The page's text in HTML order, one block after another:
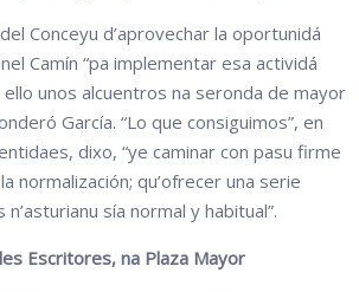
Conceyu d’aprovechar la oportunidá
Camín “pa implementar esa actividá
unos alcuentros na seronda de mayor
García. “Lo que consiguimos”, en
dixo, “ye caminar con pasu firme
normalización; qu’ofrecer una serie
n’asturianu sía normal y habitual”.
Escritores, na Plaza Mayor